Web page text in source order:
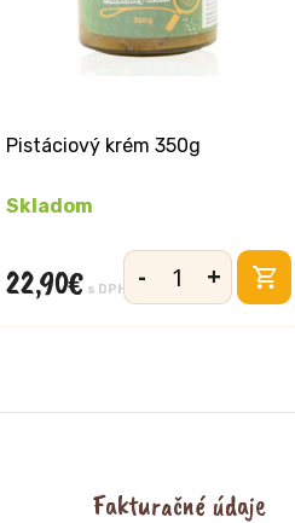
Pistáciový krém 350g
Skladom
22,90€ s DPH -
množstvo +
Fakturačné údaje